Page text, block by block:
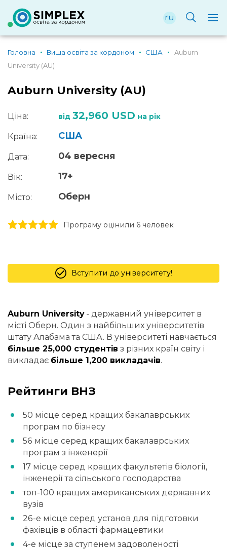
ru
Головна Вища освіта за кордоном США
Auburn
University (AU)
Auburn University (AU)
Ціна: від 32,960 USD на рік
Країна: США
Дата: 04 вересня
Вік: 17+
Місто: Оберн
5 stars
4 stars
3 stars
2 stars
1 stars Програму оцінили 6 человек
Вступити до університету!
Auburn University- державний університет в
місті Оберн. Один з найбільших університетів
штату Алабама та США. В університеті навчається
більше 25,000 студентів з різних країн світу і
викладає більше 1,200 викладачів.
Рейтинги ВНЗ
50 місце серед кращих бакалаврських
програм по бізнесу
56 місце серед кращих бакалаврських
програм з інженерії
17 місце серед кращих факультетів біології,
інженерії та сільського господарства
топ-100 кращих американських державних
вузів
26-е місце серед установ для підготовки
фахівців в області фармацевтики
4-е місце за ступенем задоволеності